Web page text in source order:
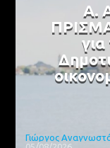
Α.
Γιώργος